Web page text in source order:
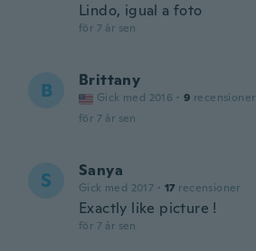
Lindo, igual a foto
för 7 år sen
B Brittany
Gick med 2016 · 9 recensioner
för 7 år sen
S Sanya
Gick med 2017 · 17 recensioner
Exactly like picture !
för 7 år sen